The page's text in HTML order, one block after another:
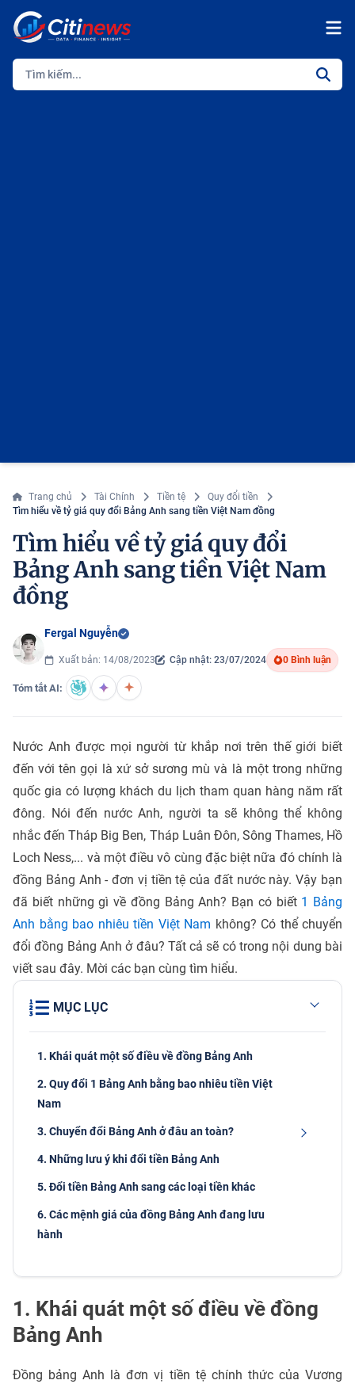
Trang chủ Tài Chính Tiền tệ
Quy đổi tiền
Tìm hiểu về tỷ giá quy đổi Bảng Anh sang tiền Việt Nam đồng
Tìm hiểu về tỷ giá quy đổi
Bảng Anh sang tiền Việt Nam
đồng
Fergal Nguyễn
Xuất bản: 14/08/2023 Cập nhật: 23/07/2024 0 Bình luận
Tóm tắt AI:
Nước Anh được mọi người từ khắp nơi trên thế giới biết
đến với tên gọi là xứ sở sương mù và là một trong những
quốc gia có lượng khách du lịch tham quan hàng năm rất
đông. Nói đến nước Anh, người ta sẽ không thể không
nhắc đến Tháp Big Ben, Tháp Luân Đôn, Sông Thames, Hồ
Loch Ness,... và một điều vô cùng đặc biệt nữa đó chính là
đồng Bảng Anh - đơn vị tiền tệ của đất nước này. Vậy bạn
đã biết những gì về đồng Bảng Anh? Bạn có biết 1 Bảng
Anh bằng bao nhiêu tiền Việt Nam không? Có thể chuyển
đổi đồng Bảng Anh ở đâu? Tất cả sẽ có trong nội dung bài
viết sau đây. Mời các bạn cùng tìm hiểu.
MỤC LỤC
1. Khái quát một số điều về đồng Bảng Anh
2. Quy đổi 1 Bảng Anh bằng bao nhiêu tiền Việt
Nam
3. Chuyển đổi Bảng Anh ở đâu an toàn?
4. Những lưu ý khi đổi tiền Bảng Anh
5. Đổi tiền Bảng Anh sang các loại tiền khác
6. Các mệnh giá của đồng Bảng Anh đang lưu
hành
1. Khái quát một số điều về đồng
Bảng Anh
Đồng bảng Anh là đơn vị tiền tệ chính thức của Vương